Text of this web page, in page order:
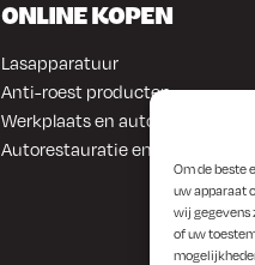
Om de beste
uw apparaat
wij gegevens
of uw
ONLINE KOPEN
Lasapparatuur
Anti-roest producten
Werkplaats en automotive
Autorestauratie en plaatwerk